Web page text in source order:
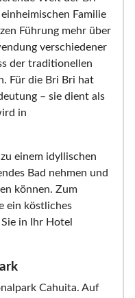
Familie
Führung mehr über
verschiedener
der traditionellen
Für die Bri Bri hat
– sie dient als
in
einem idyllischen
Bad nehmen und
können. Zum
ein köstliches
in Ihr Hotel
Cahuita. Auf